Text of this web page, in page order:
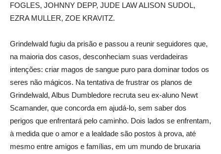
FOGLES, JOHNNY DEPP, JUDE LAW ALISON SUDOL,
EZRA MULLER, ZOE KRAVITZ.
Grindelwald fugiu da prisão e passou a reunir seguidores que,
na maioria dos casos, desconheciam suas verdadeiras
intenções: criar magos de sangue puro para dominar todos os
seres não mágicos. Na tentativa de frustrar os planos de
Grindelwald, Albus Dumbledore recruta seu ex-aluno Newt
Scamander, que concorda em ajudá-lo, sem saber dos
perigos que enfrentará pelo caminho. Dois lados se enfrentam,
à medida que o amor e a lealdade são postos à prova, até
mesmo entre amigos e famílias, em um mundo de bruxaria